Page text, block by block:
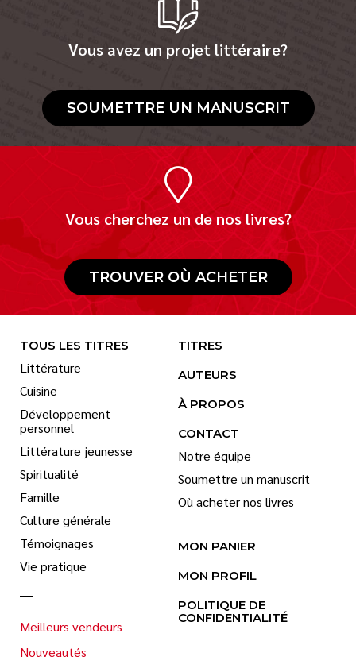
Vous avez un projet littéraire?
SOUMETTRE UN MANUSCRIT
Vous cherchez un de nos livres?
TROUVER OÙ ACHETER
TOUS LES TITRES
Littérature
Cuisine
Développement
personnel
Littérature jeunesse
Spiritualité
Famille
Culture générale
Témoignages
Vie pratique
Meilleurs vendeurs
Nouveautés
TITRES
AUTEURS
À PROPOS
CONTACT
Notre équipe
Soumettre un manuscrit
Où acheter nos livres
MON PANIER
MON PROFIL
POLITIQUE DE
CONFIDENTIALITÉ